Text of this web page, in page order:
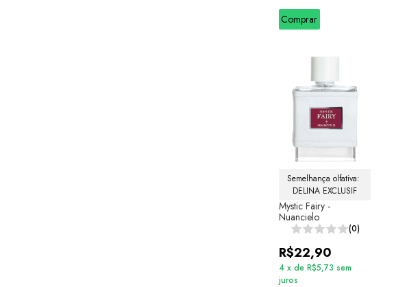
Comprar
Semelhança olfativa:
DELINA EXCLUSIF
Mystic Fairy -
Nuancielo
(0)
R$22,90
4 x de R$5,73 sem
juros